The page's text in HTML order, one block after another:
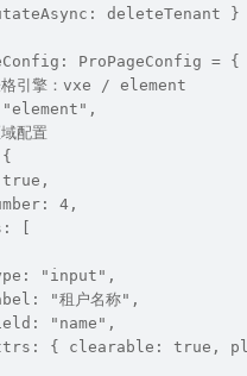
deleteTenant }
ProPageConfig = {
引擎：vxe / element
配置
4,
[
"input",
"租户名称",
"name",
{ clearable: true,